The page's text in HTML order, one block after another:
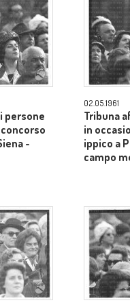
persone
-
02.05.1961
Tribuna
in
ippico a
campo